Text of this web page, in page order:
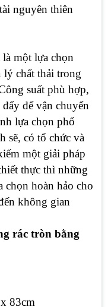
nguyên thiên
là một lựa chọn
lý chất thải trong
suất phù hợp,
để vận chuyển
lựa chọn phổ
sẽ, có tổ chức và
một giải pháp
thực thì những
chọn hoàn hảo cho
không gian
rác tròn bằng
83cm